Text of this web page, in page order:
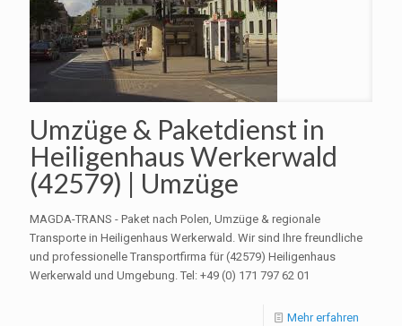
Umzüge & Paketdienst in
Heiligenhaus Werkerwald
(42579) | Umzüge
MAGDA-TRANS - Paket nach Polen, Umzüge & regionale
Transporte in Heiligenhaus Werkerwald. Wir sind Ihre freundliche
und professionelle Transportfirma für (42579) Heiligenhaus
Werkerwald und Umgebung. Tel: +49 (0) 171 797 62 01
Mehr erfahren